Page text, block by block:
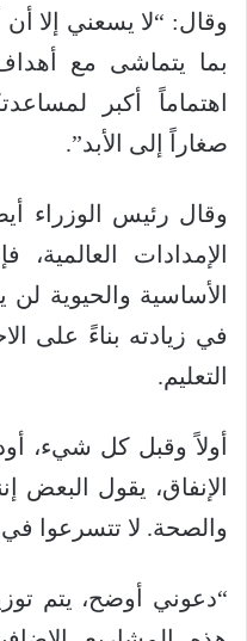
وقال: “لا يسعني إلا أن
بما يتماشى مع أهداف
اهتماماً أكبر
صغاراً إلى الأبد”.
وقال رئيس الوزراء
الإمدادات
الأساسية والحيوية
في زيادته بناءً على
التعليم.
أولاً وقبل كل شيء،
الإنفاق، يقول البعض
والصحة. لا تتسرعوا
“دعوني أوضح، يتم